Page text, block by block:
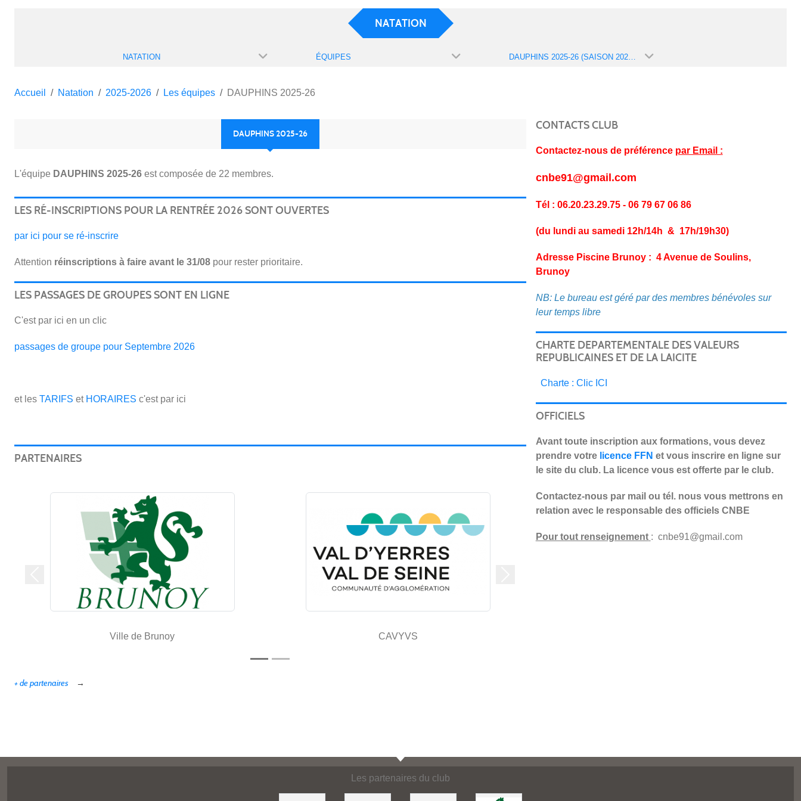
NATATION
NATATION ÉQUIPES
Accueil Natation 2025-2026 Les équipes DAUPHINS 2025-26
DAUPHINS 2025-26
L'équipe DAUPHINS 2025-26 est composée de 22 membres.
LES RÉ-INSCRIPTIONS POUR LA RENTRÉE 2026 SONT OUVERTES
par ici pour se ré-inscrire
Attention réinscriptions à faire avant le 31/08 pour rester prioritaire.
LES PASSAGES DE GROUPES SONT EN LIGNE
C'est par ici en un clic
passages de groupe pour Septembre 2026
et les TARIFS et HORAIRES c'est par ici
PARTENAIRES
Ville de Brunoy CAVYVS
+ de partenaires
CONTACTS CLUB
Contactez-nous de préférence par Email :
cnbe91@gmail.com
Tél : 06.20.23.29.75 - 06 79 67 06 86
(du lundi au samedi 12h/14h & 17h/19h30)
Adresse Piscine Brunoy : 4 Avenue de Soulins,
Brunoy
NB: Le bureau est géré par des membres bénévoles sur
leur temps libre
CHARTE DEPARTEMENTALE DES VALEURS
REPUBLICAINES ET DE LA LAICITE
Charte : Clic ICI
OFFICIELS
Avant toute inscription aux formations, vous devez
prendre votrelicence FFN et vous inscrire en ligne sur
le site du club. La licence vous est offerte par le club.
Contactez-nous par mail ou tél. nous vous mettrons en
relation avec le responsable des officiels CNBE
Pour tout renseignement : cnbe91@gmail.com
Les partenaires du club